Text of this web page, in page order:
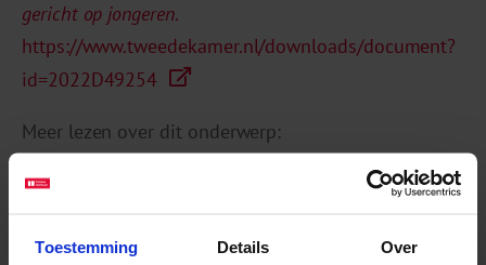
Toestemming Details Over
gericht op jongeren.
https://www.tweedekamer.nl/downloads/document?
id=2022D49254
Meer lezen over dit onderwerp:
Gevolgen van alcoholreclame voor
Hoe leidt alcoholreclame tot alcoholgebruik?